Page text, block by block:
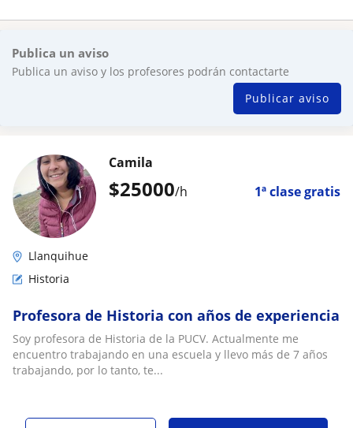
Publica un aviso
Publica un aviso y los profesores podrán contactarte
Publicar aviso
$25000/h 1ª clase gratis
Camila
Llanquihue
Historia
Profesora de Historia con años de experiencia
Soy profesora de Historia de la PUCV. Actualmente me
encuentro trabajando en una escuela y llevo más de 7 años
trabajando, por lo tanto, te...